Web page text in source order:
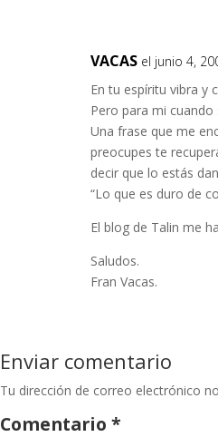
VACAS el junio 4,
En tu espíritu vibra y
Pero para mi
Una frase que me
preocupes te
decir que lo estás
“Lo que es duro de
El blog de Talin me
Saludos.
Fran Vacas.
Enviar comentario
Tu dirección de correo electrónico
Comentario*